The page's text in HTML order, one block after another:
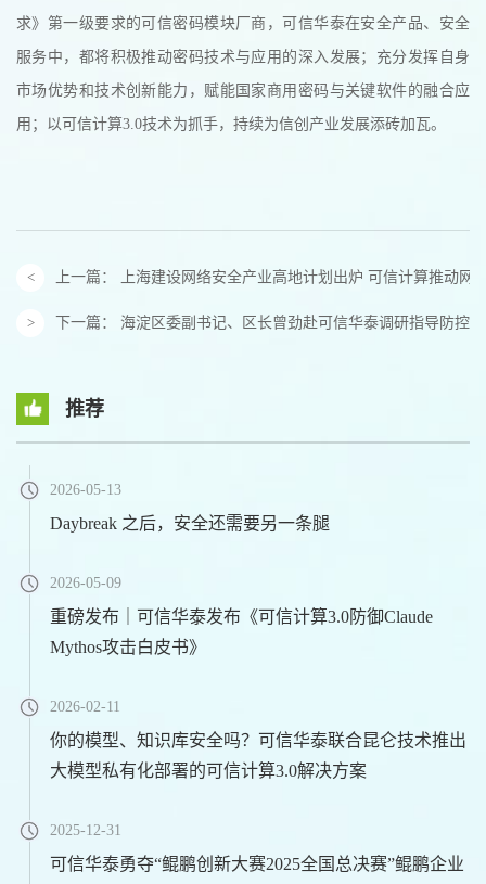
求》第一级要求的可信密码模块厂商，可信华泰在安全产品、安全
服务中，都将积极推动密码技术与应用的深入发展；充分发挥自身
市场优势和技术创新能力，赋能国家商用密码与关键软件的融合应
用；以可信计算3.0技术为抓手，持续为信创产业发展添砖加瓦。
上一篇： 上海建设网络安全产业高地计划出炉 可信计算推动网
下一篇： 海淀区委副书记、区长曾劲赴可信华泰调研指导防控
推荐
2026-05-13
Daybreak 之后，安全还需要另一条腿
2026-05-09
重磅发布｜可信华泰发布《可信计算3.0防御Claude
Mythos攻击白皮书》
2026-02-11
你的模型、知识库安全吗？可信华泰联合昆仑技术推出
大模型私有化部署的可信计算3.0解决方案
2025-12-31
可信华泰勇夺“鲲鹏创新大赛2025全国总决赛”鲲鹏企业